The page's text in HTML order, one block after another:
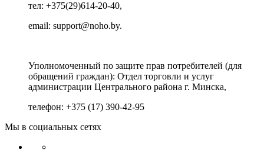
тел: +375(29)614-20-40,
email: support@noho.by.
Уполномоченный по защите прав потребителей (для
обращений граждан): Отдел торговли и услуг
администрации Центрального района г. Минска,
телефон: +375 (17) 390-42-95
Мы в социальных сетях